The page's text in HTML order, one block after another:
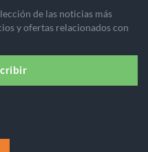
de las noticias más
y ofertas relacionados con